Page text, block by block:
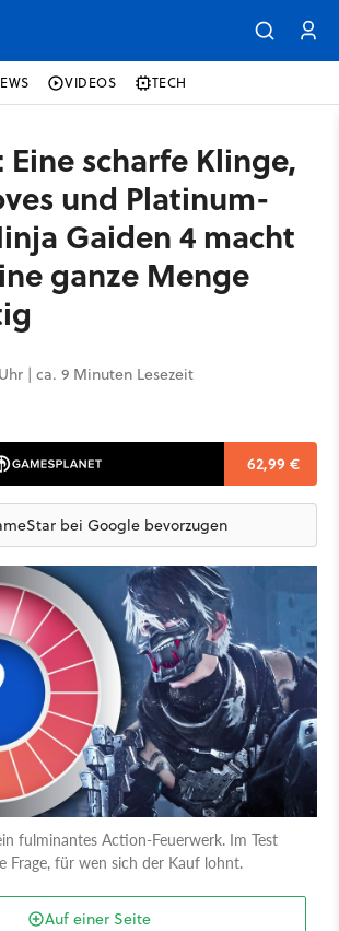
VIDEOS TECH
scharfe Klinge,
und Platinum-
Gaiden 4 macht
ganze Menge
Uhr | ca. 9 Minuten Lesezeit
62,99 €
bei Google bevorzugen
fulminantes Action-Feuerwerk. Im Test
Frage, für wen sich der Kauf lohnt.
Auf einer Seite